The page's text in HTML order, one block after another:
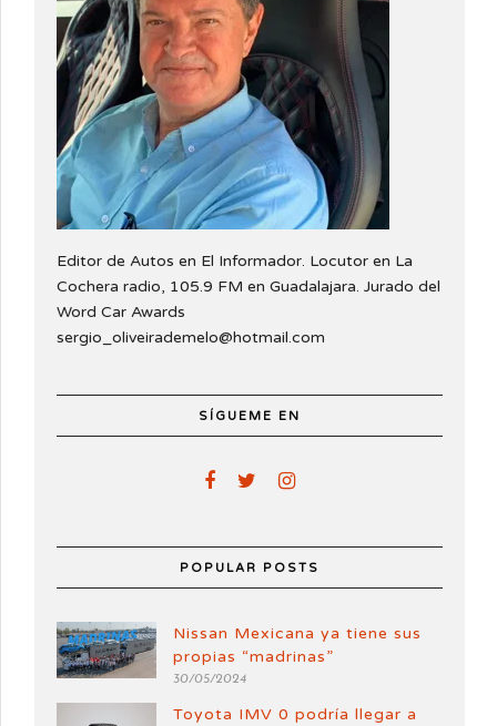
Editor de Autos en El Informador. Locutor en La
Cochera radio, 105.9 FM en Guadalajara. Jurado del
Word Car Awards
sergio_oliveirademelo@hotmail.com
SÍGUEME EN
POPULAR POSTS
Nissan Mexicana ya tiene sus
propias “madrinas”
30/05/2024
Toyota IMV 0 podría llegar a